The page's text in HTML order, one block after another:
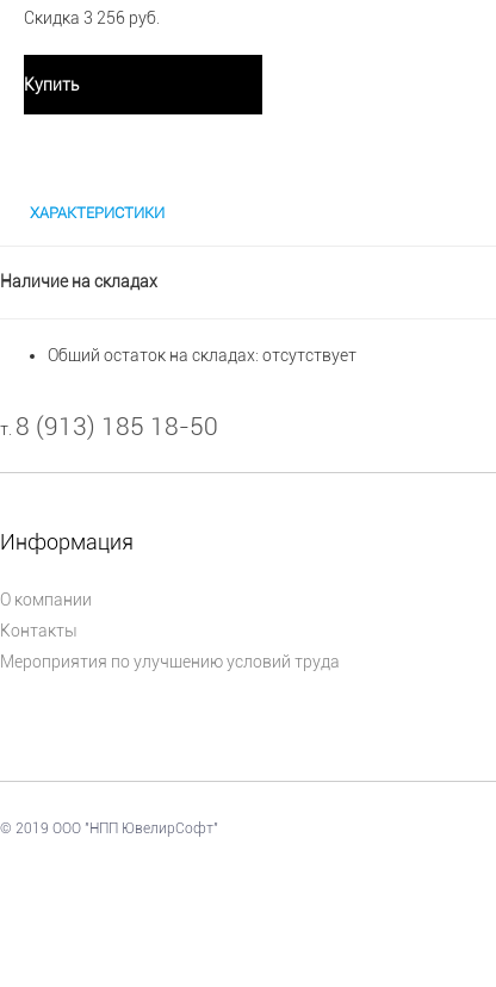
Скидка 3 256 руб.
Купить
ХАРАКТЕРИСТИКИ
Наличие на складах
Общий остаток на складах: отсутствует
т. 8 (913) 185 18-50
Информация
О компании
Контакты
Мероприятия по улучшению условий труда
© 2019 ООО "НПП ЮвелирСофт"